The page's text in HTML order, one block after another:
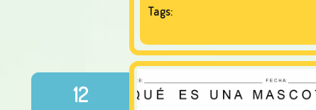
Tags:
12